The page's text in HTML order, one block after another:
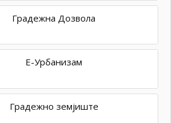
Градежна Дозвола
Е-Урбанизам
Градежно земјиште